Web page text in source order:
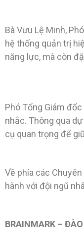
Bà Vưu Lệ Minh,
hệ thống quản trị
năng lực, mà còn
Phó Tổng Giám
nhắc. Thông qua
cụ quan trọng để
Về phía các
hành với đội ngũ
BRAINMARK –